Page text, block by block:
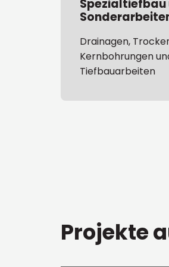
Spezialtiefbau
Drainagen,
Kernbohrungen
Tiefbauarbeiten
Projekte